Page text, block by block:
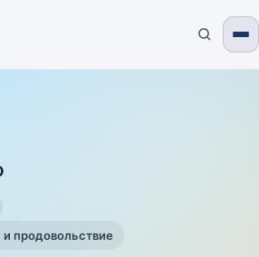
продовольствие